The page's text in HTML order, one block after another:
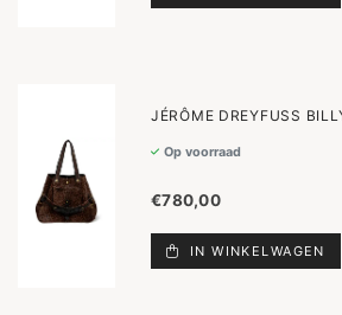
JÉRÔME DREYFUSS
Op voorraad
€780,00
IN WINKELWAGEN